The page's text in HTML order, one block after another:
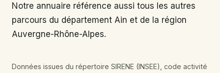
Notre annuaire référence aussi tous les autres
parcours du département Ain et de la région
Auvergne-Rhône-Alpes.
Données issues du répertoire SIRENE (INSEE), code activité